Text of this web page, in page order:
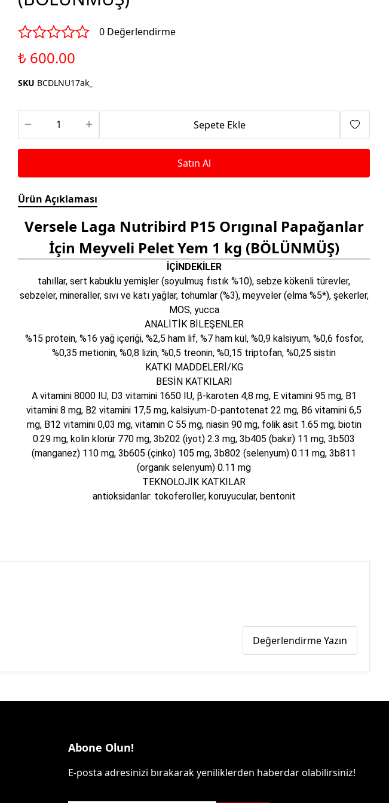
Aparatları
Kuş Renk Boyaları
0 Değerlendirme
₺ 600.00
SKU BCDLNU17ak_
Sepete Ekle
Satın Al
Ürün Açıklaması
Versele Laga Nutribird P15 Orıgınal Papağanlar
İçin Meyveli Pelet Yem 1 kg (BÖLÜNMÜŞ)
İÇİNDEKİLER
tahıllar, sert kabuklu yemişler (soyulmuş fıstık %10), sebze kökenli türevler,
sebzeler, mineraller, sıvı ve katı yağlar, tohumlar (%3), meyveler (elma %5*), şekerler,
MOS, yucca
ANALİTİK BİLEŞENLER
%15 protein, %16 yağ içeriği, %2,5 ham lif, %7 ham kül, %0,9 kalsiyum, %0,6 fosfor,
%0,35 metionin, %0,8 lizin, %0,5 treonin, %0,15 triptofan, %0,25 sistin
KATKI MADDELERİ/KG
BESİN KATKILARI
A vitamini 8000 IU, D3 vitamini 1650 IU, β-karoten 4,8 mg, E vitamini 95 mg, B1
vitamini 8 mg, B2 vitamini 17,5 mg, kalsiyum-D-pantotenat 22 mg, B6 vitamini 6,5
mg, B12 vitamini 0,03 mg, vitamin C 55 mg, niasin 90 mg, folik asit 1.65 mg, biotin
0.29 mg, kolin klorür 770 mg, 3b202 (iyot) 2.3 mg, 3b405 (bakır) 11 mg, 3b503
(manganez) 110 mg, 3b605 (çinko) 105 mg, 3b802 (selenyum) 0.11 mg, 3b811
(organik selenyum) 0.11 mg
TEKNOLOJİK KATKILAR
antioksidanlar: tokoferoller, koruyucular, bentonit
Değerlendirme Yazın
Abone Olun!
E-posta adresinizi bırakarak yeniliklerden haberdar olabilirsiniz!